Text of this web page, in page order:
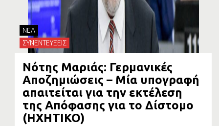
NEA
ΣΥΝΕΝΤΕΥΞΕΙΣ
Νότης Μαριάς: Γερμανικές
Αποζημιώσεις – Μία υπογραφή
απαιτείται για την εκτέλεση
της Απόφασης για το Δίστομο
(HXHTIKO)